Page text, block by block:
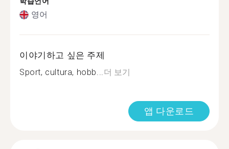
영어
이야기하고 싶은 주제
Sport, cultura, hobb...더 보기
앱 다운로드